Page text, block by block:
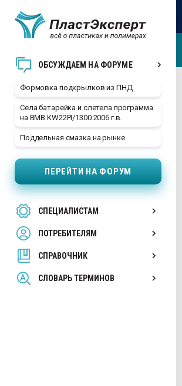
ОБСУЖДАЕМ НА ФОРУМЕ
Формовка подкрылков из ПНД
Села батарейка и слетела программа
на BMB KW22PI/1300 2006 г.в.
Поддельная смазка на рынке
ПЕРЕЙТИ НА ФОРУМ
СПЕЦИАЛИСТАМ
ПОТРЕБИТЕЛЯМ
СПРАВОЧНИК
СЛОВАРЬ ТЕРМИНОВ